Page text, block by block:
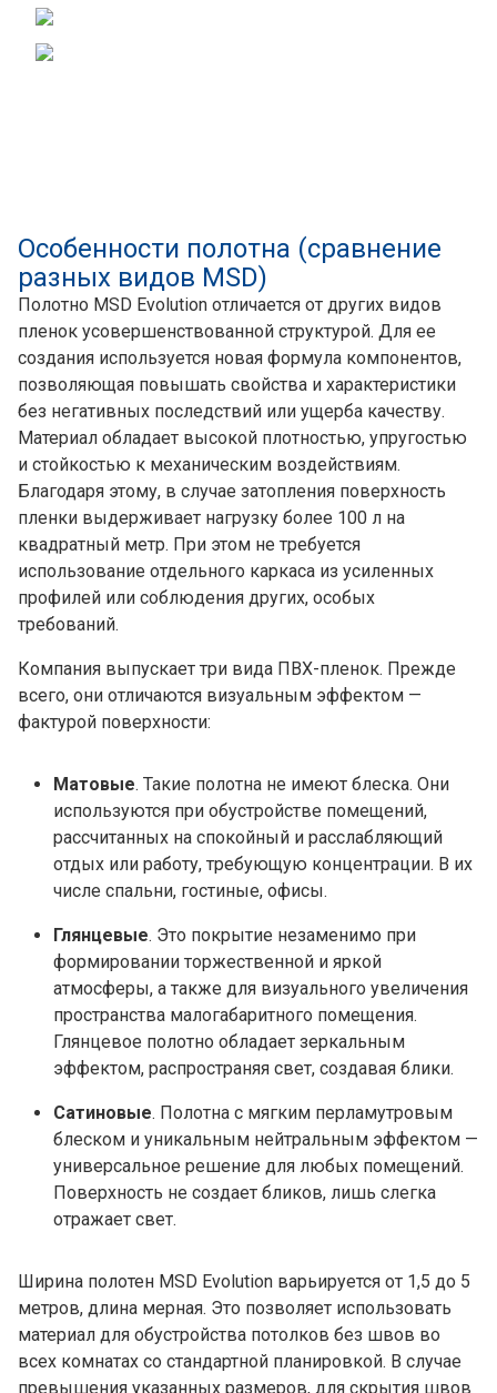
Особенности полотна (сравнение
разных видов MSD)
Полотно MSD Evolution отличается от других видов
пленок усовершенствованной структурой. Для ее
создания используется новая формула компонентов,
позволяющая повышать свойства и характеристики
без негативных последствий или ущерба качеству.
Материал обладает высокой плотностью, упругостью
и стойкостью к механическим воздействиям.
Благодаря этому, в случае затопления поверхность
пленки выдерживает нагрузку более 100 л на
квадратный метр. При этом не требуется
использование отдельного каркаса из усиленных
профилей или соблюдения других, особых
требований.
Компания выпускает три вида ПВХ-пленок. Прежде
всего, они отличаются визуальным эффектом —
фактурой поверхности:
Матовые. Такие полотна не имеют блеска. Они
используются при обустройстве помещений,
рассчитанных на спокойный и расслабляющий
отдых или работу, требующую концентрации. В их
числе спальни, гостиные, офисы.
Глянцевые. Это покрытие незаменимо при
формировании торжественной и яркой
атмосферы, а также для визуального увеличения
пространства малогабаритного помещения.
Глянцевое полотно обладает зеркальным
эффектом, распространяя свет, создавая блики.
Сатиновые. Полотна с мягким перламутровым
блеском и уникальным нейтральным эффектом —
универсальное решение для любых помещений.
Поверхность не создает бликов, лишь слегка
отражает свет.
Ширина полотен MSD Evolution варьируется от 1,5 до 5
метров, длина мерная. Это позволяет использовать
материал для обустройства потолков без швов во
всех комнатах со стандартной планировкой. В случае
превышения указанных размеров, для скрытия швов